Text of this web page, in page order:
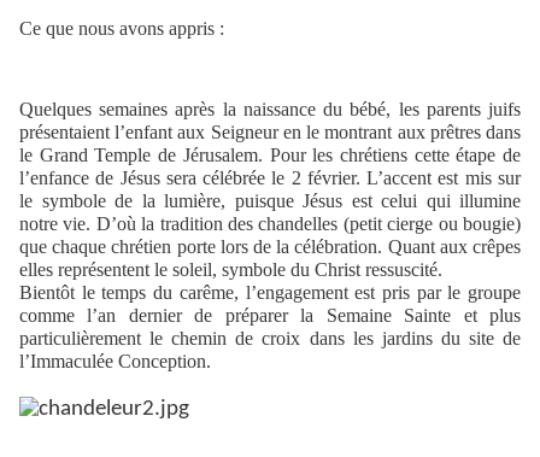
Ce que nous avons appris :
Quelques semaines après la naissance du bébé, les parents juifs
présentaient l’enfant aux Seigneur en le montrant aux prêtres dans
le Grand Temple de Jérusalem. Pour les chrétiens cette étape de
l’enfance de Jésus sera célébrée le 2 février. L’accent est mis sur
le symbole de la lumière, puisque Jésus est celui qui illumine
notre vie. D’où la tradition des chandelles (petit cierge ou bougie)
que chaque chrétien porte lors de la célébration. Quant aux crêpes
elles représentent le soleil, symbole du Christ ressuscité.
Bientôt le temps du carême, l’engagement est pris par le groupe
comme l’an dernier de préparer la Semaine Sainte et plus
particulièrement le chemin de croix dans les jardins du site de
l’Immaculée Conception.